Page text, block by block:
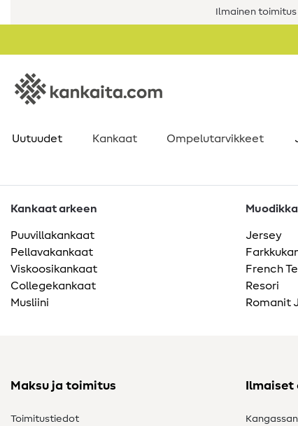
Ilmainen
Uutuudet Kankaat Ompelutarvikkeet
Kankaat arkeen
Puuvillakankaat
Pellavakankaat
Viskoosikankaat
Collegekankaat
Musliini
Jersey
French
Resori
Romanit
Maksu ja toimitus
Toimitustiedot